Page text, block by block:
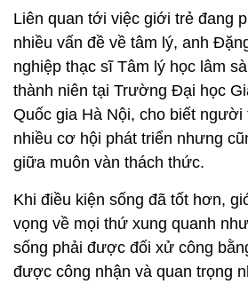
Liên quan tới việc giới trẻ đang
nhiều vấn đề về tâm lý, anh
nghiệp thạc sĩ Tâm lý học lâm
thành niên tại Trường Đại học
Quốc gia Hà Nội, cho biết người
nhiều cơ hội phát triển nhưng
giữa muôn vàn thách thức.
Khi điều kiện sống đã tốt hơn,
vọng về mọi thứ xung quanh
sống phải được đối xử công
được công nhận và quan trọng